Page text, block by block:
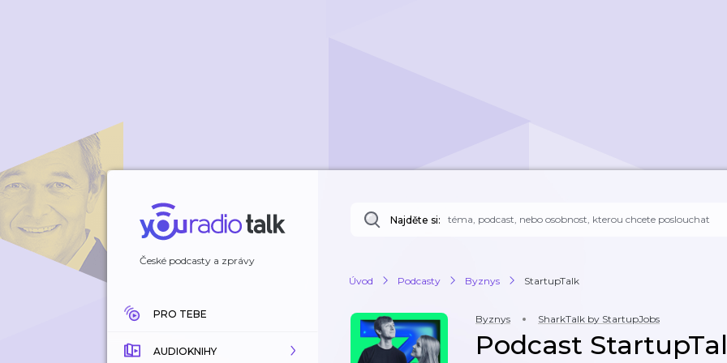
České podcasty a zprávy
PRO TEBE
AUDIOKNIHY
Najděte si:
Úvod Podcasty Byznys StartupTalk
Byznys SharkTalk by StartupJobs
Podcast